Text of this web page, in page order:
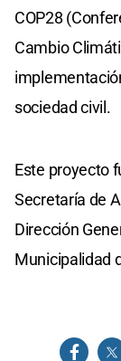
COP28
Cambio
sociedad civil.
Este proyecto
Secretaría de
Dirección
Municipalidad